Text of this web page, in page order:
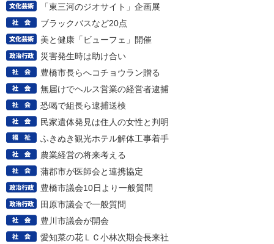
「東三河のジオサイト」企画展
ブラックバスなど20点
美と健康「ビューフェ」開催
災害発生時は助け合い
豊橋市長らへコチョウラン贈る
無届けでヘルス営業の経営者逮捕
恐喝で組長ら逮捕送検
民家遺体発見は住人の女性と判明
ふきぬき観光ホテル解体工事着手
農業経営の将来考える
蒲郡市が医師会と連携協定
豊橋市議会10日より一般質問
田原市議会で一般質問
豊川市議会が開会
愛知菜の花ＬＣ小林次期会長来社